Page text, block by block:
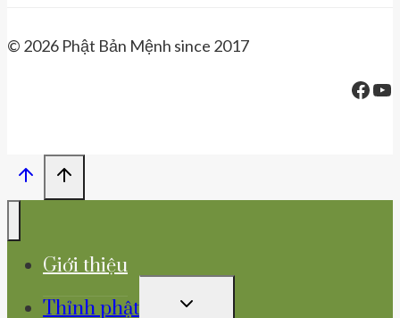
© 2026 Phật Bản Mệnh since 2017
Giới thiệu
Thỉnh phật
TOGGLE